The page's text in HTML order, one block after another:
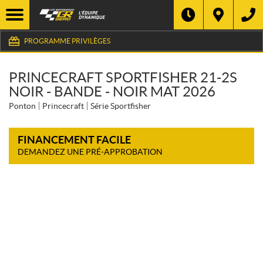
PROGRAMME PRIVILÈGES
PRINCECRAFT SPORTFISHER 21-2S
NOIR - BANDE - NOIR MAT 2026
Ponton Princecraft Série Sportfisher
FINANCEMENT FACILE
DEMANDEZ UNE PRÉ-APPROBATION